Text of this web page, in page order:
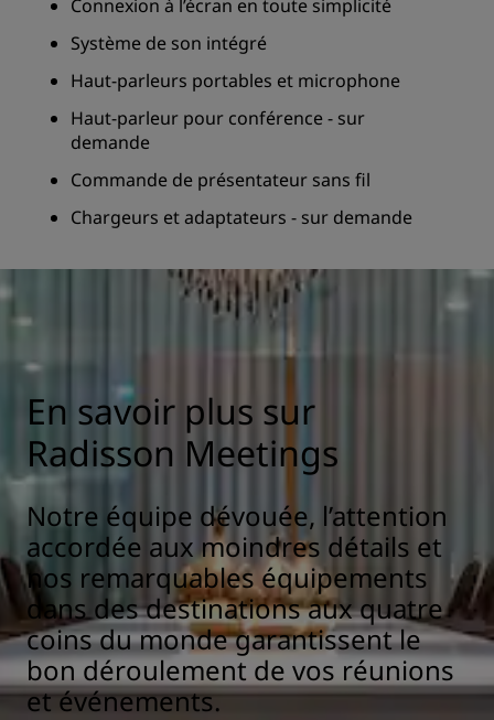
Connexion à l’écran en toute simplicité
Système de son intégré
Haut-parleurs portables et microphone
Haut-parleur pour conférence - sur
demande
Commande de présentateur sans fil
Chargeurs et adaptateurs - sur demande
En savoir plus sur
Radisson Meetings
Notre équipe dévouée, l’attention
accordée aux moindres détails et
nos remarquables équipements
dans des destinations aux quatre
coins du monde garantissent le
bon déroulement de vos réunions
et événements.